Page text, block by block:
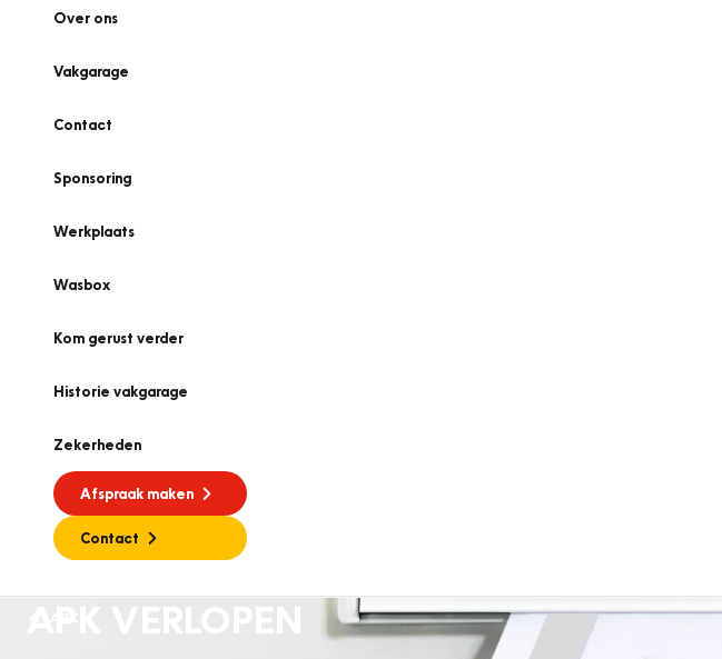
Over ons
Vakgarage
Contact
Sponsoring
Werkplaats
Wasbox
Kom gerust verder
Historie vakgarage
Zekerheden
Afspraak maken
Contact
APK VERLOPEN